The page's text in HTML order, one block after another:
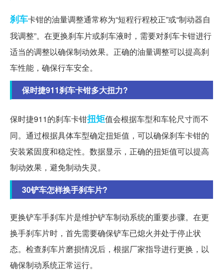
刹车卡钳的油量调整通常称为“短程行程校正”或“制动器自
我调整”。在更换刹车片或刹车液时，需要对刹车卡钳进行
适当的调整以确保制动效果。正确的油量调整可以提高刹
车性能，确保行车安全。
保时捷911刹车卡钳多大扭力?
保时捷911的刹车卡钳扭矩值会根据车型和车轮尺寸而不
同。通过根据具体车型确定扭矩值，可以确保刹车卡钳的
安装紧固度和稳定性。数据显示，正确的扭矩值可以提高
制动效果，避免制动失灵。
30铲车怎样换手刹车片?
更换铲车手刹车片是维护铲车制动系统的重要步骤。在更
换手刹车片时，首先需要确保铲车已熄火并处于停止状
态。检查刹车片磨损情况后，根据厂家指导进行更换，以
确保制动系统正常运行。